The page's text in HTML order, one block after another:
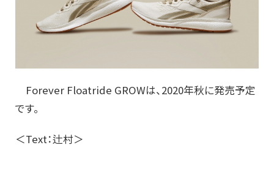
Forever Floatride GROWは、2020年秋に発売予定
です。
＜Text：辻村＞